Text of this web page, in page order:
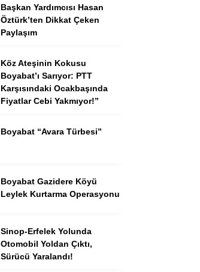
Başkan Yardımcısı Hasan
Öztürk’ten Dikkat Çeken
Paylaşım
Köz Ateşinin Kokusu
Boyabat’ı Sarıyor: PTT
Karşısındaki Ocakbaşında
Fiyatlar Cebi Yakmıyor!”
Boyabat “Avara Türbesi”
Boyabat Gazidere Köyü
Leylek Kurtarma Operasyonu
Sinop-Erfelek Yolunda
Otomobil Yoldan Çıktı,
Sürücü Yaralandı!